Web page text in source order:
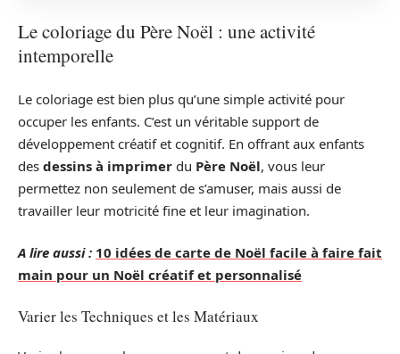
Le coloriage du Père Noël : une activité
intemporelle
Le coloriage est bien plus qu’une simple activité pour
occuper les enfants. C’est un véritable support de
développement créatif et cognitif. En offrant aux enfants
des dessins à imprimer du Père Noël, vous leur
permettez non seulement de s’amuser, mais aussi de
travailler leur motricité fine et leur imagination.
A lire aussi : 10 idées de carte de Noël facile à faire fait
main pour un Noël créatif et personnalisé
Varier les Techniques et les Matériaux